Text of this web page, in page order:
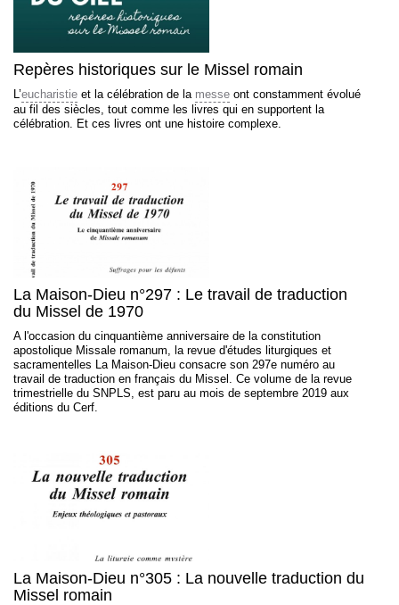
Repères historiques sur le Missel romain
L’eucharistie et la célébration de la messe ont constamment évolué
au fil des siècles, tout comme les livres qui en supportent la
célébration. Et ces livres ont une histoire complexe.
La Maison-Dieu n°297 : Le travail de traduction
du Missel de 1970
A l'occasion du cinquantième anniversaire de la constitution
apostolique Missale romanum, la revue d'études liturgiques et
sacramentelles La Maison-Dieu consacre son 297e numéro au
travail de traduction en français du Missel. Ce volume de la revue
trimestrielle du SNPLS, est paru au mois de septembre 2019 aux
éditions du Cerf.
La Maison-Dieu n°305 : La nouvelle traduction du
Missel romain